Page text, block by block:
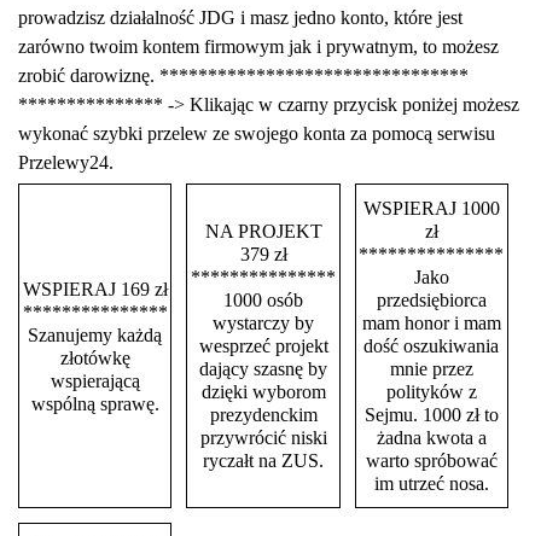
prowadzisz działalność JDG i masz jedno konto, które jest
zarówno twoim kontem firmowym jak i prywatnym, to możesz
zrobić darowiznę. ********************************
*************** -> Klikając w czarny przycisk poniżej możesz
wykonać szybki przelew ze swojego konta za pomocą serwisu
Przelewy24.
WSPIERAJ 169 zł
***************
Szanujemy każdą
złotówkę
wspierającą
wspólną sprawę.
NA PROJEKT
379 zł
***************
1000 osób
wystarczy by
wesprzeć projekt
dający szasnę by
dzięki wyborom
prezydenckim
przywrócić niski
ryczałt na ZUS.
WSPIERAJ 1000
zł
***************
Jako
przedsiębiorca
mam honor i mam
dość oszukiwania
mnie przez
polityków z
Sejmu. 1000 zł to
żadna kwota a
warto spróbować
im utrzeć nosa.